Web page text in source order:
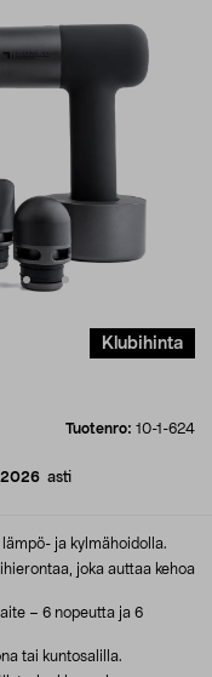
Klubihinta
Tuotenro: 10-1-624
asti
ja kylmähoidolla.
joka auttaa kehoa
– 6 nopeutta ja 6
tai kuntosalilla.